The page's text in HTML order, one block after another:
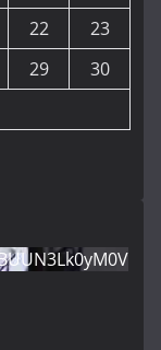
22
23
29
30